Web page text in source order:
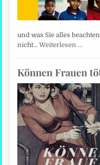
und was Sie alles
nicht…Weiterlesen …
Können Frauen